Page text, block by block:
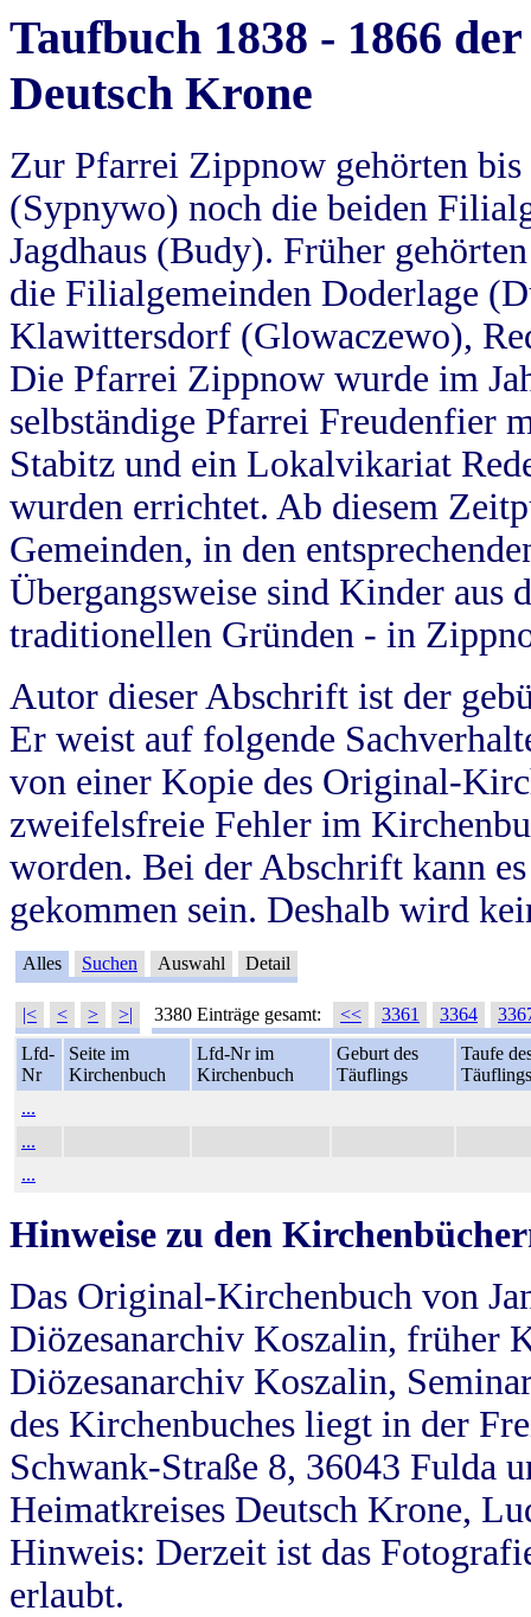
Taufbuch 1838 - 1866
Deutsch Krone
Zur Pfarrei Zippnow gehörten
(Sypnywo) noch die beiden
Jagdhaus (Budy). Früher
die Filialgemeinden Doderlage
Klawittersdorf (Glowaczewo),
Die Pfarrei Zippnow wurde im
selbständige Pfarrei Freudenfier
Stabitz und ein Lokalvikariat
wurden errichtet. Ab diesem
Gemeinden, in den
Übergangsweise sind Kinder aus
traditionellen Gründen - in
Autor dieser Abschrift ist der
Er weist auf folgende
von einer Kopie des Original-
zweifelsfreie Fehler im
worden. Bei der Abschrift kann
gekommen sein. Deshalb wird
Alles Suchen Auswahl Detail
|< < > >| 3380 Einträge gesamt: << 3361 3364
Lfd-
Nr
Seite im
Kirchenbuch
Lfd-Nr im
Kirchenbuch
Geburt des
Täuflings
Taufe
Täuflings
...
...
...
Hinweise zu den
Das Original-Kirchenbuch von
Diözesanarchiv Koszalin, früher
Diözesanarchiv Koszalin,
des Kirchenbuches liegt in der
Schwank-Straße 8, 36043 Fulda
Heimatkreises Deutsch Krone,
Hinweis: Derzeit ist das
erlaubt.